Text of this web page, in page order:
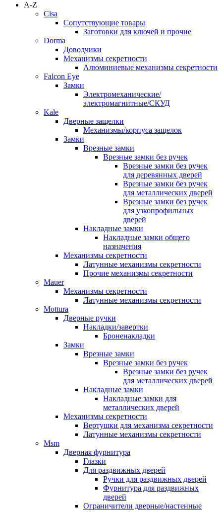
A-Z
Cisa
Сопутствующие товары
Заготовки для ключей и прочие
Dorma
Доводчики
Механизмы секретности
Алюминиевые механизмы секретности
Falcon Eye
Замки
Электромеханические/
электромагнитные/СКУД
Kale
Дверные защелки
Механизмы/корпуса защелок
Замки
Врезные замки
Врезные замки без ручек
Врезные замки без ручек
для деревянных дверей
Врезные замки без ручек
для металлических дверей
Врезные замки без ручек
для узкопрофильных
дверей
Накладные замки
Накладные замки общего
назначения
Механизмы секретности
Латунные механизмы секретности
Прочие механизмы секретности
Mauer
Механизмы секретности
Латунные механизмы секретности
Mottura
Дверные ручки
Накладки/завертки
Броненакладки
Замки
Врезные замки
Врезные замки без ручек
Врезные замки без ручек
для металлических дверей
Накладные замки
Накладные замки для
металлических дверей
Механизмы секретности
Вертушки для механизма секретности
Латунные механизмы секретности
Msm
Дверная фурнитура
Глазки
Для раздвижных дверей
Ручки для раздвижных дверей
Фурнитура для раздвижных
дверей
Ограничители дверные/настенные